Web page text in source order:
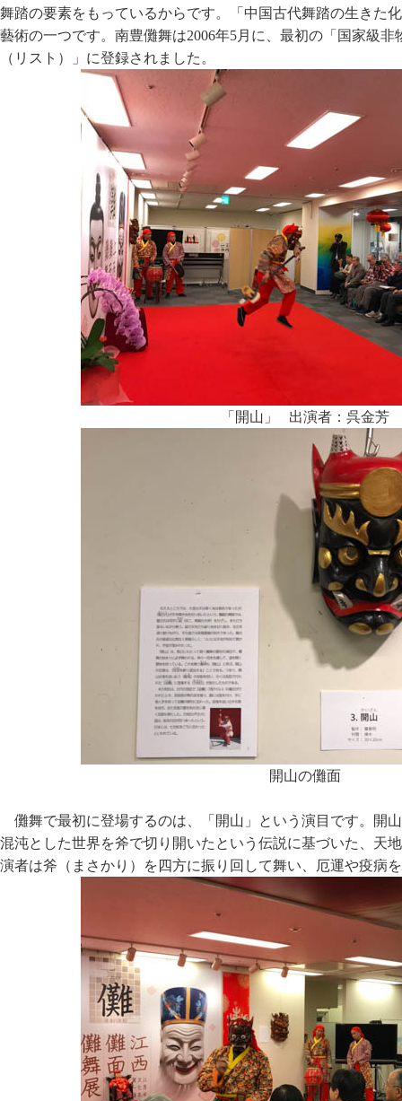
舞踏の要素をもっているからです。「中国古代舞踏の生きた
藝術の一つです。南豊儺舞は2006年5月に、最初の「国家級
（リスト）」に登録されました。
「開山」 出演者：呉金芳
開山の儺面
儺舞で最初に登場するのは、「開山」という演目です。開
混沌とした世界を斧で切り開いたという伝説に基づいた、天
演者は斧（まさかり）を四方に振り回して舞い、厄運や疫病